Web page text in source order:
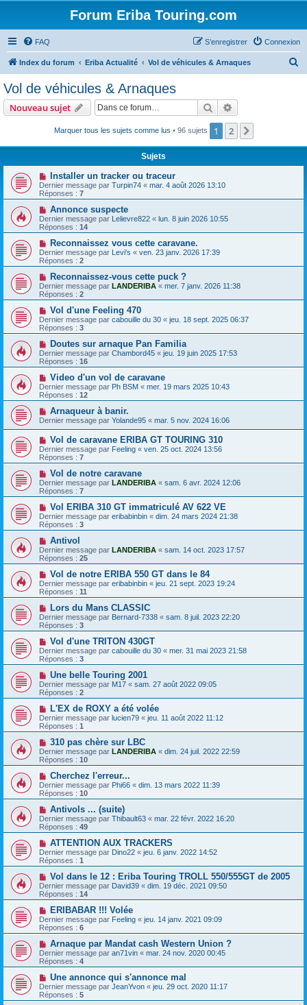
Forum Eriba Touring.com
FAQ Connexion
S’enregistrer
Index du forum Eriba Actualité Vol de véhicules & Arnaques
Vol de véhicules & Arnaques
Nouveau sujet Rechercher
Marquer tous les sujets comme lus • 96 sujets 1 2
Sujets
Installer un tracker ou traceur
Dernier message par Turpin74 « mar. 4 août 2026 13:10
Réponses : 7
Annonce suspecte
Dernier message par Lelievre822 « lun. 8 juin 2026 10:55
Réponses : 14
Reconnaissez vous cette caravane.
Dernier message par Levi's « ven. 23 janv. 2026 17:39
Réponses : 2
Reconnaissez-vous cette puck ?
Dernier message par LANDERIBA « mer. 7 janv. 2026 11:38
Réponses : 2
Vol d'une Feeling 470
Dernier message par cabouille du 30 « jeu. 18 sept. 2025 06:37
Réponses : 3
Doutes sur arnaque Pan Familia
Dernier message par Chambord45 « jeu. 19 juin 2025 17:53
Réponses : 16
Video d'un vol de caravane
Dernier message par Ph BSM « mer. 19 mars 2025 10:43
Réponses : 12
Arnaqueur à banir.
Dernier message par Yolande95 « mar. 5 nov. 2024 16:06
Vol de caravane ERIBA GT TOURING 310
Dernier message par Feeling « ven. 25 oct. 2024 13:56
Réponses : 7
Vol de notre caravane
Dernier message par LANDERIBA « sam. 6 avr. 2024 12:06
Réponses : 7
Vol ERIBA 310 GT immatriculé AV 622 VE
Dernier message par eribabinbin « dim. 24 mars 2024 21:38
Réponses : 3
Antivol
Dernier message par LANDERIBA « sam. 14 oct. 2023 17:57
Réponses : 25
Vol de notre ERIBA 550 GT dans le 84
Dernier message par eribabinbin « jeu. 21 sept. 2023 19:24
Réponses : 11
Lors du Mans CLASSIC
Dernier message par Bernard-7338 « sam. 8 juil. 2023 22:20
Réponses : 3
Vol d'une TRITON 430GT
Dernier message par cabouille du 30 « mer. 31 mai 2023 21:58
Réponses : 3
Une belle Touring 2001
Dernier message par M17 « sam. 27 août 2022 09:05
Réponses : 2
L'EX de ROXY a été volée
Dernier message par lucien79 « jeu. 11 août 2022 11:12
Réponses : 1
310 pas chère sur LBC
Dernier message par LANDERIBA « dim. 24 juil. 2022 22:59
Réponses : 10
Cherchez l'erreur...
Dernier message par Phi66 « dim. 13 mars 2022 11:39
Réponses : 10
Antivols ... (suite)
Dernier message par Thibault63 « mar. 22 févr. 2022 16:20
Réponses : 49
ATTENTION AUX TRACKERS
Dernier message par Dino22 « jeu. 6 janv. 2022 14:52
Réponses : 1
Vol dans le 12 : Eriba Touring TROLL 550/555GT de 2005
Dernier message par David39 « dim. 19 déc. 2021 09:50
Réponses : 14
ERIBABAR !!! Volée
Dernier message par Feeling « jeu. 14 janv. 2021 09:09
Réponses : 6
Arnaque par Mandat cash Western Union ?
Dernier message par an71vin « mar. 24 nov. 2020 00:45
Réponses : 4
Une annonce qui s'annonce mal
Dernier message par JeanYvon « jeu. 29 oct. 2020 11:17
Réponses : 5